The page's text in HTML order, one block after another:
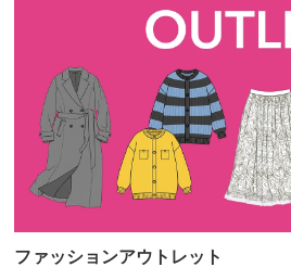
ファッションアウトレット